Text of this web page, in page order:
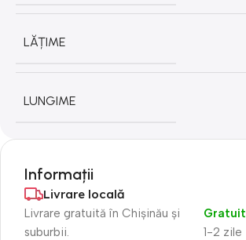
LĂȚIME
LUNGIME
Informații
Livrare locală
Livrare gratuită în Chișinău și
suburbii.
1-2 zile
Gratuit